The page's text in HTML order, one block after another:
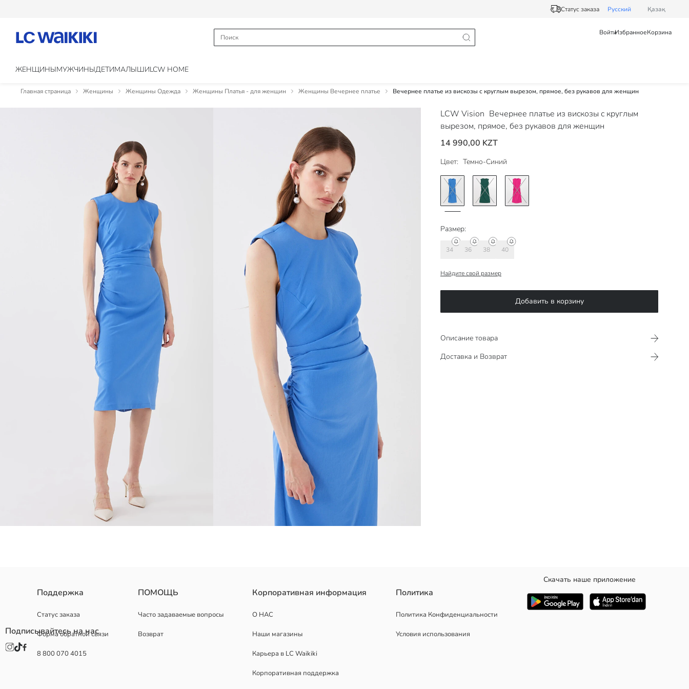
Статус заказа Pусский Қазақ
ВойтиИзбранноеКорзина
ЖЕНЩИНЫМУЖЧИНЫДЕТИМАЛЫШИLCW HOME
Главная страница Женщины Женщины Одежда Женщины Платья - для женщин Женщины Вечернее платье Вечернее платье из вискозы с круглым вырезом, прямое, без рукавов для женщин
LCW Vision Вечернее платье из вискозы с круглым
вырезом, прямое, без рукавов для женщин
14 990,00 KZT
Цвет: Темно-Синий
Размер:
34 36 38 40
Найдите свой размер
Добавить в корзину
Описание товара
Доставка и Возврат
Страна происхождения:
Продавец:
Бренд:
Поддержка
Статус заказа
Форма обратной связи
8 800 070 4015
ПОМОЩЬ
Часто задаваемые вопросы
Возврат
Корпоративная информация
О НАС
Наши магазины
Карьера в LC Waikiki
Корпоративная поддержка
Политика
Политика Конфиденциальности
Условия использования
Скачать наше приложение
Подписывайтесь на нас